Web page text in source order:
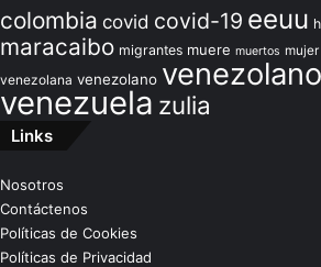
colombia covid covid-19 eeuu
maracaibo migrantes muere muertos mujer
venezolana venezolano
venezuela zulia
Links
Nosotros
Contáctenos
Políticas de Cookies
Políticas de Privacidad